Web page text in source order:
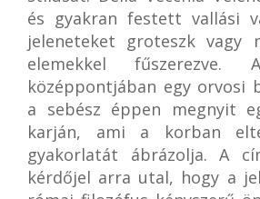
és gyakran festett vallási
jeleneteket groteszk vagy
elemekkel fűszerezve.
középpontjában egy orvosi
a sebész éppen megnyit
karján, ami a korban
gyakorlatát ábrázolja. A
kérdőjel arra utal, hogy a